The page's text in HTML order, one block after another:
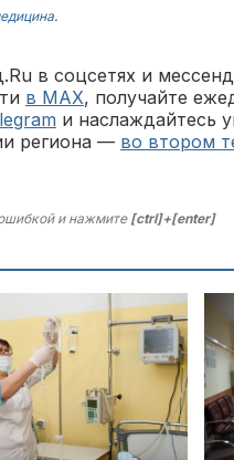
.
в соцсетях и
в MAX, получайте
и наслаждайтесь
региона — во втором
и нажмите[ctrl]+[enter]